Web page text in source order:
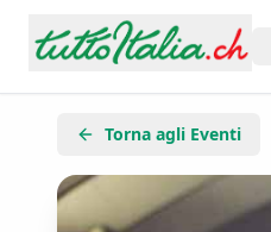
Torna agli Eventi